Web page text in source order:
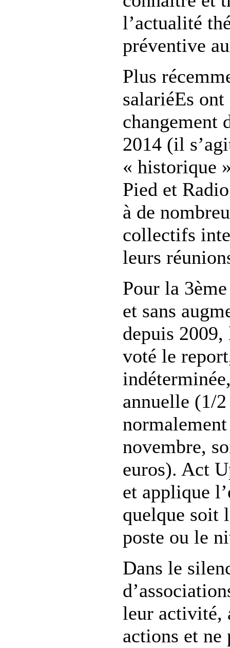
l’actualité
préventive
Plus
salariéEs
changement
2014 (il
« historique
Pied et
à de
collectifs
leurs
Pour la
et sans
depuis
voté le
annuelle (1/
novembre,
euros). Act
et applique
quelque soit
poste ou le
Dans le
leur activité,
actions et ne